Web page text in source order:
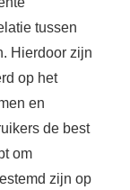
tussen
Hierdoor zijn
op het
en
de best
om
zijn op